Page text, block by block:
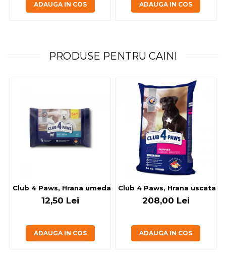
ADAUGA IN COS ADAUGA IN COS
PRODUSE PENTRU CAINI
Club 4 Paws, Hrana umeda caini - cu miel, set 5+1, 6x80 g
12,50 Lei
ADAUGA IN COS
Club 4 Paws, Hrana uscata
208,00 Lei
ADAUGA IN COS